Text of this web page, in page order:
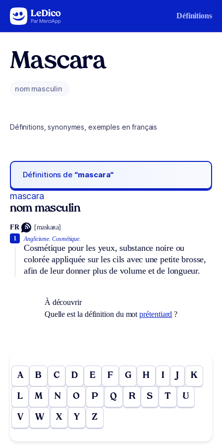
Aller au contenu Définitions
Mascara
nom masculin
Définitions, synonymes, exemples en français
Définitions de “mascara“
mascara
nom masculin
FR [maskaʀa]
Anglicisme. Cosmétique.
Cosmétique pour les yeux, substance noire ou
colorée appliquée sur les cils avec une petite brosse,
afin de leur donner plus de volume et de longueur.
1
À découvrir
Quelle est la définition du motprétentiard ?
A B C D E F G H I J K
L M N O P Q R S T U
V W X Y Z